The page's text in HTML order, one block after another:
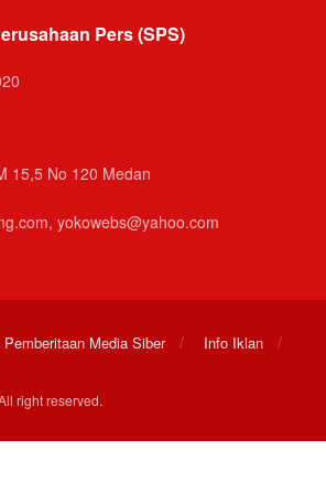
Pers (SPS)
15,5 No 120 Medan
yokowebs@yahoo.com
Pemberitaan Media Siber
Info Iklan
right reserved.